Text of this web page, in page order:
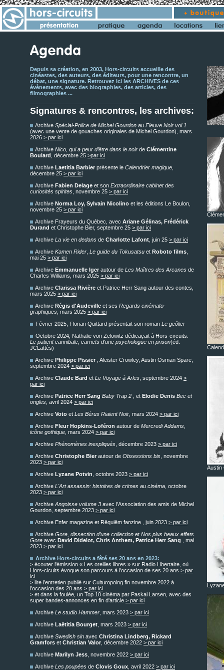
Depuis sa création, en 2003, Hors-circuits accueille des
cinéastes, des auteurs, des éditeurs, pour une rencontre, un
débat, une signature. Retrouvez ici les ARCHIVES de ces
évènements, avec des biographies, des articles, des
filmographies ...
Signatures & rencontres, les archives:
Archive Spécial-Police de Michel Gourdon au Fleuve Noir vol 1
(avec une vente de gouaches originales de Michel Gourdon), mars
2026 > par ici
Archive Nico, qui a peur d’être dans le noir de Clémentine
Boulard , décembre 25 >par ici
Archive Laetitia Barbier présente le Calendrier magique
décembre 25 > par ici
Archive Fabien Delage et son Extraordinaire cabinet des
curiosités spirites , novembre 25 > par ici
Archive Norma Loy, Sylvain Nicolino et les éditions Le Boulon,
novembre 25 > par ici
Archive Frayeurs du Québec, avec Ariane Gélinas, Frédérick
Durand et Christophe Bier, septembre 25 > par ici
Archive La vie en dedans de Charlotte Lafont , juin 25 > par ici
Archive Kamen Rider Le guide du Tokusatsu et Roboto films
mai 25 > par ici
Archive Emmanuelle Iger autour de Les Maîtres des Arcanes de
Charles Williams, mars 2025 > par ici
Archive Clarissa Rivière et Patrice Herr Sang autour des contes,
mars 2025 > par ici
Archive Régis d'Audeville et ses Regards cinémato-
graphiques , mars 2025 > par ici
Février 2025, Florian Quittard présentait son roman Le geôlier
Octobre 2024, Nathalie von Zelowitz dédicaçait à Hors-circuits.
Le patient cannibale, carnets d'une psychologue en prison(éd.
JCLattès)
Archive Philippe Pissier , Aleister Crowley, Austin Osman Spare,
septembre 2024 > par ici
Archive Claude Bard et Le Voyage à Arles , septembre 2024 >
par ici
Archive Patrice Herr Sang Baby Trap 2 , et Elodie Denis Bec et
ongles , avril 2024 > par ici
Archive Voto et Les Bérus Riaient Noir , mars 2024 > par ici
Archive Fleur Hopkins-Loféron autour de Mercredi Addams,
icône gothique , mars 2024 > par ici
Archive Phénomènes inexpliqués , décembre 2023 > par ici
Archive Christophe Bier autour de Obsessions bis , novembre
2023 > par ici
Archive Lyzane Potvin , octobre 2023 > par ici
Archive L'Art assassin: histoires de crimes au cinéma , octobre
2023 > par ici
Archive Angoisse volume 3 avec l'Association des amis de Michel
Gourdon, septembre 2023 > par ici
Archive Enfer magazine et Rëquiëm fanzine , juin 2023 > par ici
Archive Gore, dissection d’une collection et Nos plus beaux effets
Gore avec David Didelot, Chris Anthem, Patrice Herr Sang , mai
2023 > par ici
Archive Hors-circuits a fêté ses 20 ans en 2023:
> écouter l'émission « Les oreilles libres » sur Radio Libertaire, où
Hors-cicuits évoque son parcours à l'occasion de ses 20 ans > par
ici
> lire l’entretien publié sur Culturopoing fin novembre 2022 à
l’occasion des 20 ans > par ici
> et dans la foulée, un Top 10 cinéma par Paskal Larsen, avec des
super bandes-annonces en fin d'article > par ici
Archive Le studio Hammer , mars 2023 > par ici
Archive Laëtitia Bourget , mars 2023 > par ici
Archive Swedish sin avec Christina Lindberg, Rickard
Gramfors et Christian Valor , décembre 2022 > par ici
Archive Marilyn Jess , novembre 2022 > par ici
Archive Les poupées de Clovis Goux , avril 2022 > par ici
Austin